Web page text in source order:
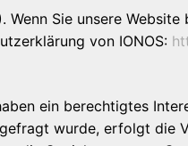
Sie unsere Website
von IONOS:
ein berechtigtes
wurde, erfolgt die